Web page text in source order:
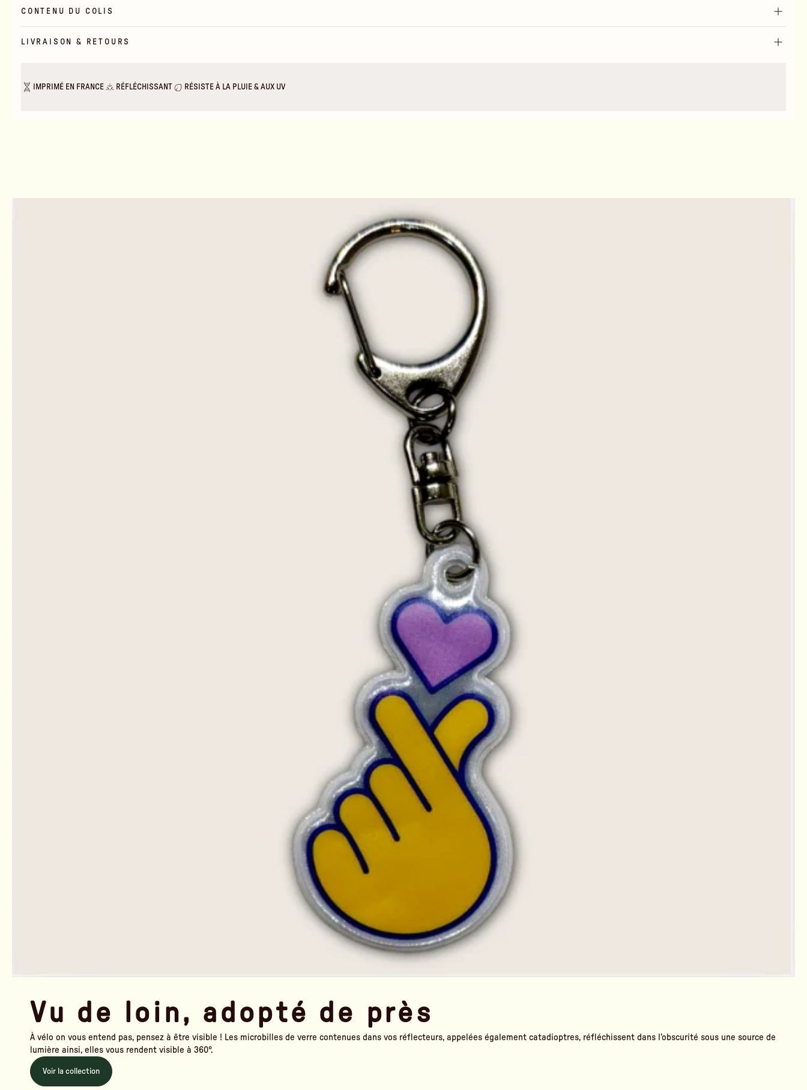
CONTENU DU COLIS
LIVRAISON & RETOURS
IMPRIMÉ EN FRANCE RÉFLÉCHISSANT RÉSISTE À LA PLUIE & AUX UV
Vu de loin, adopté de près
À vélo on vous entend pas, pensez à être visible ! Les microbilles de verre contenues dans vos réflecteurs, appelées également catadioptres, réfléchissent dans l’obscurité sous une source de
lumière ainsi, elles vous rendent visible à 360°.
Voir la collection